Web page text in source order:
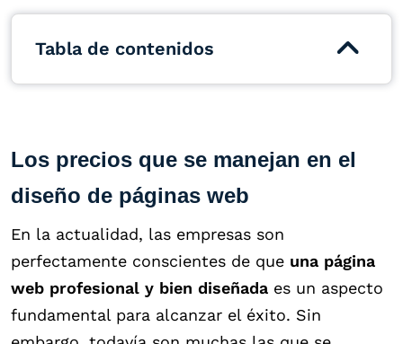
Tabla de contenidos
Los precios que se manejan en el
diseño de páginas web
En la actualidad, las empresas son
perfectamente conscientes de que una página
web profesional y bien diseñada es un aspecto
fundamental para alcanzar el éxito. Sin